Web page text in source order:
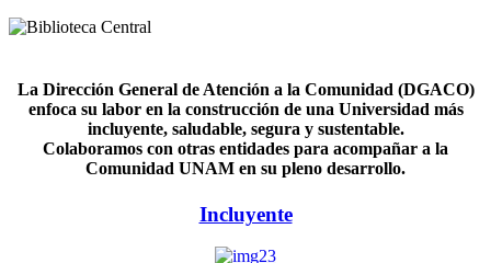
La Dirección General de Atención a la Comunidad (DGACO)
enfoca su labor en la construcción de una Universidad más
incluyente, saludable, segura y sustentable.
Colaboramos con otras entidades para acompañar a la
Comunidad UNAM en su pleno desarrollo.
Incluyente